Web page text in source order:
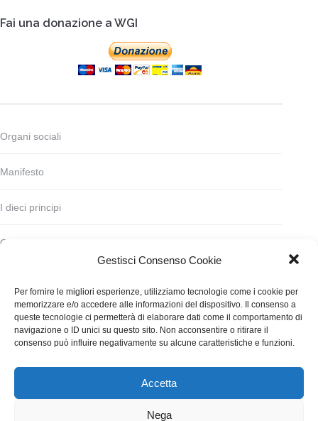
Gestisci Consenso Cookie
Per fornire le migliori esperienze, utilizziamo tecnologie come i cookie per
memorizzare e/o accedere alle informazioni del dispositivo. Il consenso a
queste tecnologie ci permetterà di elaborare dati come il comportamento di
navigazione o ID unici su questo sito. Non acconsentire o ritirare il
consenso può influire negativamente su alcune caratteristiche e funzioni.
Accetta
Nega
Fai una donazione a WGI
Organi sociali
Manifesto
I dieci principi
Codice deontologico
Finanziamento
Contatti